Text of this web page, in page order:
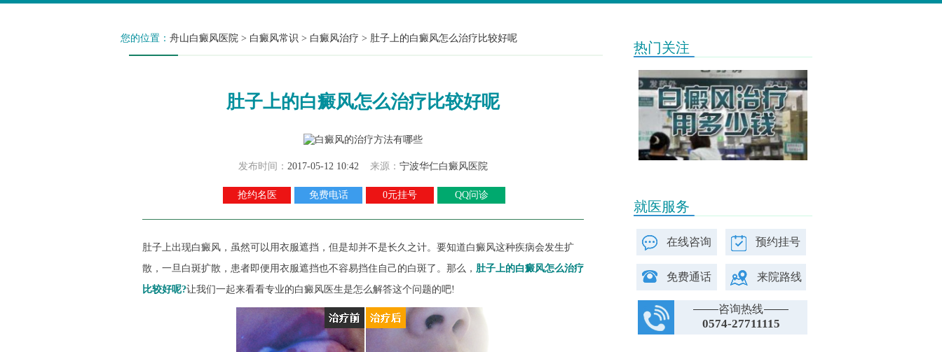
您的位置： 舟山白癜风医院 > 白癜风常识 > 白癜风治疗 > 肚子上的白癜风怎么治疗比较好呢
肚子上的白癜风怎么治疗比较好呢
发布时间： 2017-05-12 10:42 来源： 宁波华仁白癜风医院
抢约名医 免费电话 0元挂号 QQ问诊
肚子上出现白癜风，虽然可以用衣服遮挡，但是却并不是长久之计。要知道白癜风这种疾病会发生扩
散，一旦白斑扩散，患者即便用衣服遮挡也不容易挡住自己的白斑了。那么， 肚子上的白癜风怎么治疗
比较好呢?让我们一起来看看专业的白癜风医生是怎么解答这个问题的吧!
热门关注
就医服务
在线咨询 预约挂号
免费通话 来院路线
咨询热线
0574-27711115